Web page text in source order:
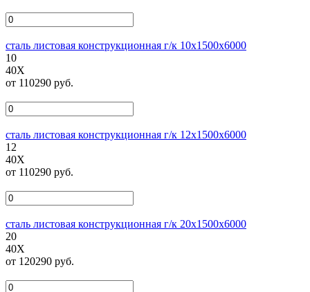
сталь листовая конструкционная г/к 10х1500х6000
10
40Х
от 110290 руб.
сталь листовая конструкционная г/к 12х1500х6000
12
40Х
от 110290 руб.
сталь листовая конструкционная г/к 20х1500х6000
20
40Х
от 120290 руб.